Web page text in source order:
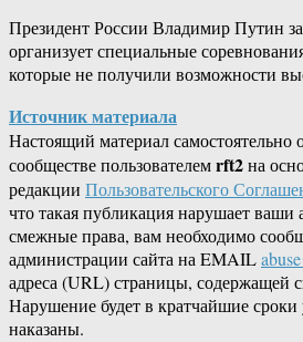
Президент России Владимир Путин
организует специальные
которые не получили возможности
Источник материала
Настоящий материал
сообществе пользователемrft2на
редакции Пользовательского
что такая публикация нарушает ваши
смежные права, вам необходимо
администрации сайта на EMAIL
адреса (URL) страницы, содержащей
Нарушение будет в кратчайшие
наказаны.